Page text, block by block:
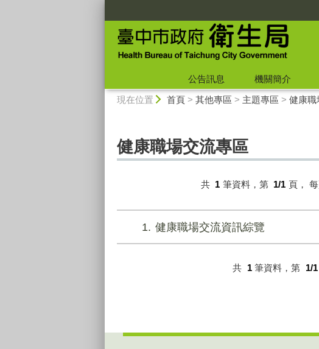
公告訊息 機關簡介
現在位置 首頁> 其他專區 > 主題專區 > 健康職
健康職場交流專區
共 1 筆資料，第 1/1 頁，
1 健康職場交流資訊綜覽
共 1 筆資料，第 1/1